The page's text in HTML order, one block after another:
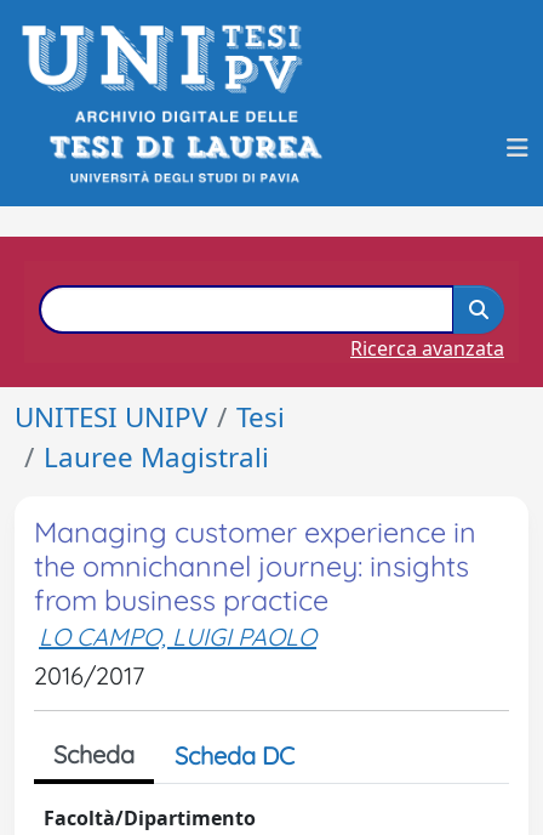
Ricerca avanzata
UNITESI UNIPV
Tesi
Lauree Magistrali
Managing customer experience in
the omnichannel journey: insights
from business practice
LO CAMPO, LUIGI PAOLO
2016/2017
Scheda Scheda DC
Facoltà/Dipartimento